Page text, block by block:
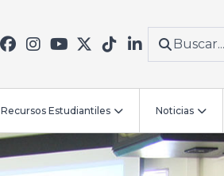
Recursos Estudiantiles Noticias